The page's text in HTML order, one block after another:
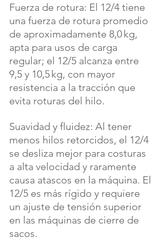
Fuerza de rotura: El 12/4 tiene
una fuerza de rotura promedio
de aproximadamente 8,0 kg,
apta para usos de carga
regular; el 12/5 alcanza entre
9,5 y 10,5 kg, con mayor
resistencia a la tracción que
evita roturas del hilo.
Suavidad y fluidez: Al tener
menos hilos retorcidos, el 12/4
se desliza mejor para costuras
a alta velocidad y raramente
causa atascos en la máquina. El
12/5 es más rígido y requiere
un ajuste de tensión superior
en las máquinas de cierre de
sacos.